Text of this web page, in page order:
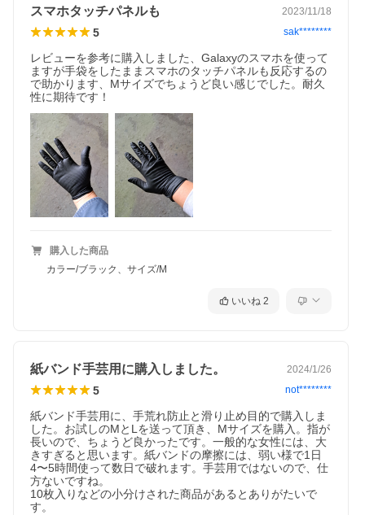
スマホタッチパネルも 2023/11/18
5 sak********
レビューを参考に購入しました、Galaxyのスマホを使って
ますが手袋をしたままスマホのタッチパネルも反応するの
で助かります、Mサイズでちょうど良い感じでした。耐久
性に期待です！
購入した商品
カラー/ブラック、サイズ/M
いいね 2
紙バンド手芸用に購入しました。 2024/1/26
5 not********
紙バンド手芸用に、手荒れ防止と滑り止め目的で購入しま
した。お試しのMとLを送って頂き、Mサイズを購入。指が
長いので、ちょうど良かったです。一般的な女性には、大
きすぎると思います。紙バンドの摩擦には、弱い様で1日
4〜5時間使って数日で破れます。手芸用ではないので、仕
方ないですね。
10枚入りなどの小分けされた商品があるとありがたいで
す。